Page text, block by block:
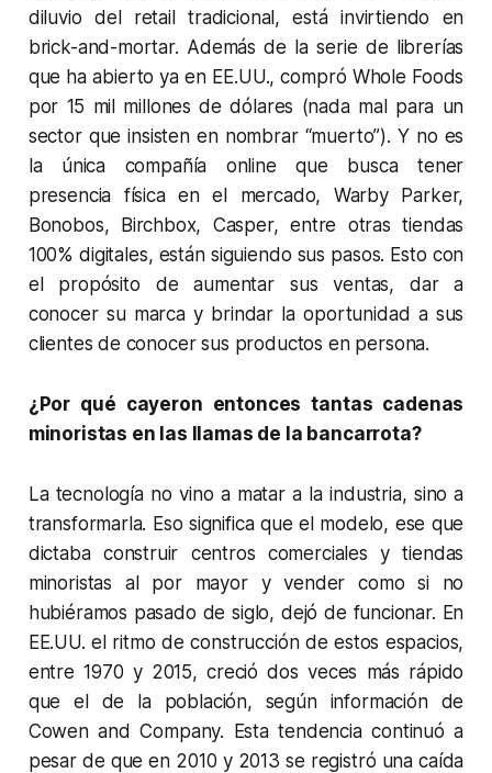
diluvio del retail tradicional, está invirtiendo en
brick-and-mortar. Además de la serie de librerías
que ha abierto ya en EE.UU., compró Whole Foods
por 15 mil millones de dólares (nada mal para un
sector que insisten en nombrar “muerto”). Y no es
la única compañía online que busca tener
presencia física en el mercado, Warby Parker,
Bonobos, Birchbox, Casper, entre otras tiendas
100% digitales, están siguiendo sus pasos. Esto con
el propósito de aumentar sus ventas, dar a
conocer su marca y brindar la oportunidad a sus
clientes de conocer sus productos en persona.
¿Por qué cayeron entonces tantas cadenas
minoristas en las llamas de la bancarrota?
La tecnología no vino a matar a la industria, sino a
transformarla. Eso significa que el modelo, ese que
dictaba construir centros comerciales y tiendas
minoristas al por mayor y vender como si no
hubiéramos pasado de siglo, dejó de funcionar. En
EE.UU. el ritmo de construcción de estos espacios,
entre 1970 y 2015, creció dos veces más rápido
que el de la población, según información de
Cowen and Company. Esta tendencia continuó a
pesar de que en 2010 y 2013 se registró una caída